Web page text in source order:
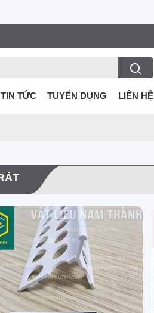
TIN TỨC TUYỂN DỤNG LIÊN HỆ